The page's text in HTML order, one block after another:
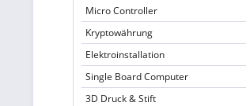
Micro Controller
Kryptowährung
Elektroinstallation
Single Board Computer
3D Druck & Stift